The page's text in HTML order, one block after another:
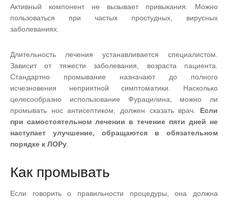
Активный компонент не вызывает привыкания. Можно
пользоваться при частых простудных, вирусных
заболеваниях.
Длительность лечения устанавливается специалистом.
Зависит от тяжести заболевания, возраста пациента.
Стандартно промывание назначают до полного
исчезновения неприятной симптоматики. Насколько
целесообразно использование Фурацилина, можно ли
промывать нос антисептиком, должен сказать врач. Если
при самостоятельном лечении в течение пяти дней не
наступает улучшение, обращаются в обязательном
порядке к ЛОРу
Как промывать
Если говорить о правильности процедуры, она должна